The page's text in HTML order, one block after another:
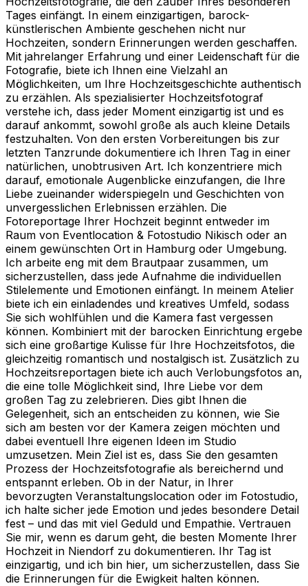
Tages einfängt. In einem einzigartigen, barock-
künstlerischen Ambiente geschehen nicht nur
Hochzeiten, sondern Erinnerungen werden geschaffen.
Mit jahrelanger Erfahrung und einer Leidenschaft für die
Fotografie, biete ich Ihnen eine Vielzahl an
Möglichkeiten, um Ihre Hochzeitsgeschichte authentisch
zu erzählen. Als spezialisierter Hochzeitsfotograf
verstehe ich, dass jeder Moment einzigartig ist und es
darauf ankommt, sowohl große als auch kleine Details
festzuhalten. Von den ersten Vorbereitungen bis zur
letzten Tanzrunde dokumentiere ich Ihren Tag in einer
natürlichen, unobtrusiven Art. Ich konzentriere mich
darauf, emotionale Augenblicke einzufangen, die Ihre
Liebe zueinander widerspiegeln und Geschichten von
unvergesslichen Erlebnissen erzählen. Die
Fotoreportage Ihrer Hochzeit beginnt entweder im
Raum von Eventlocation & Fotostudio Nikisch oder an
einem gewünschten Ort in Hamburg oder Umgebung.
Ich arbeite eng mit dem Brautpaar zusammen, um
sicherzustellen, dass jede Aufnahme die individuellen
Stilelemente und Emotionen einfängt. In meinem Atelier
biete ich ein einladendes und kreatives Umfeld, sodass
Sie sich wohlfühlen und die Kamera fast vergessen
können. Kombiniert mit der barocken Einrichtung ergebe
sich eine großartige Kulisse für Ihre Hochzeitsfotos, die
gleichzeitig romantisch und nostalgisch ist. Zusätzlich zu
Hochzeitsreportagen biete ich auch Verlobungsfotos an,
die eine tolle Möglichkeit sind, Ihre Liebe vor dem
großen Tag zu zelebrieren. Dies gibt Ihnen die
Gelegenheit, sich an entscheiden zu können, wie Sie
sich am besten vor der Kamera zeigen möchten und
dabei eventuell Ihre eigenen Ideen im Studio
umzusetzen. Mein Ziel ist es, dass Sie den gesamten
Prozess der Hochzeitsfotografie als bereichernd und
entspannt erleben. Ob in der Natur, in Ihrer
bevorzugten Veranstaltungslocation oder im Fotostudio,
ich halte sicher jede Emotion und jedes besondere Detail
fest – und das mit viel Geduld und Empathie. Vertrauen
Sie mir, wenn es darum geht, die besten Momente Ihrer
Hochzeit in Niendorf zu dokumentieren. Ihr Tag ist
einzigartig, und ich bin hier, um sicherzustellen, dass Sie
die Erinnerungen für die Ewigkeit halten können.